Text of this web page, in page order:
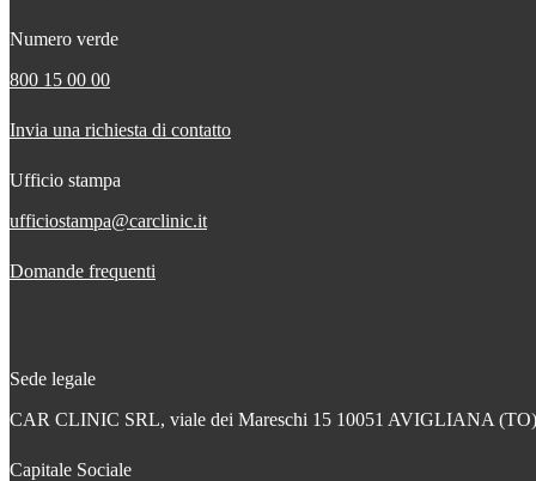
Numero verde
800 15 00 00
Invia una richiesta di contatto
Ufficio stampa
ufficiostampa@carclinic.it
Domande frequenti
Sede legale
CAR CLINIC SRL, viale dei Mareschi 15 10051 AVIGLIANA (TO)
Capitale Sociale